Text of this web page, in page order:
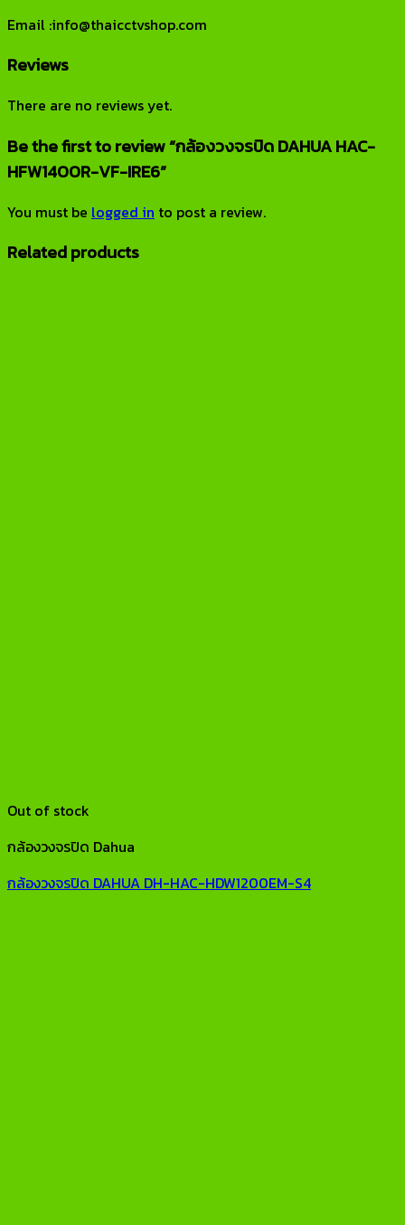
Email :info@thaicctvshop.com
Reviews
There are no reviews yet.
Be the first to review “กล้องวงจรปิด DAHUA HAC-
HFW1400R-VF-IRE6”
You must be logged in to post a review.
Related products
Out of stock
กล้องวงจรปิด Dahua
กล้องวงจรปิด DAHUA DH-HAC-HDW1200EM-S4